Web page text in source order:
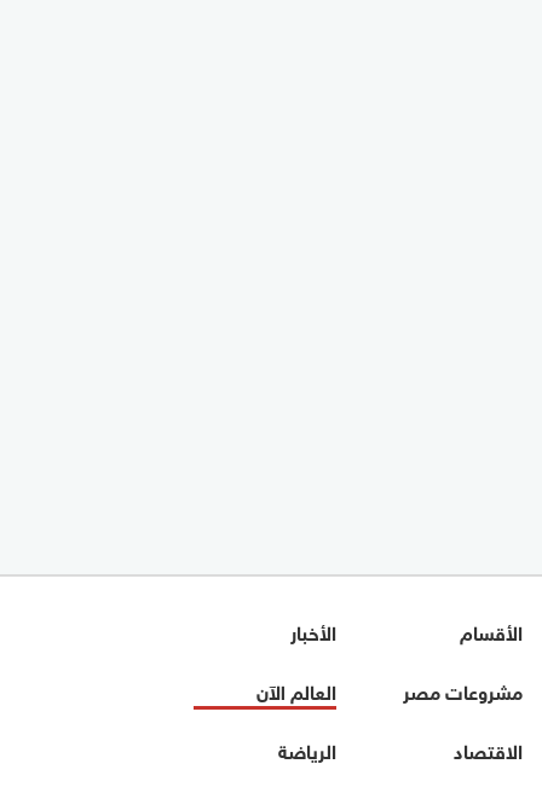
الأقسام
الأخبار
مشروعات مصر
العالم الآن
الاقتصاد
الرياضة